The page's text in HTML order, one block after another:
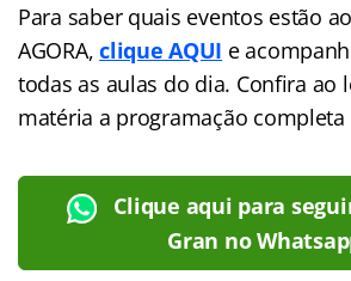
Para saber quais eventos estão
AGORA,clique AQUI e
todas as aulas do dia. Confira ao
matéria a programação completa
Clique aqui para
Gran no